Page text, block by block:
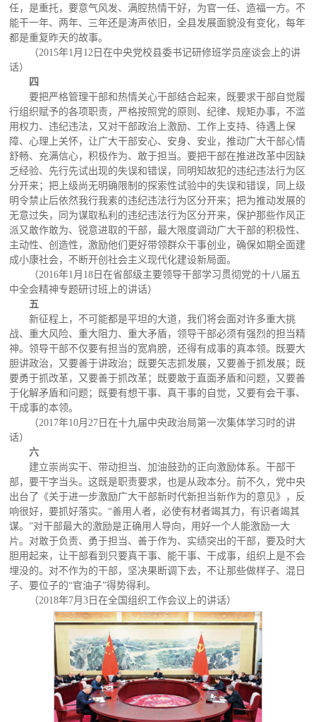
任，是重托，要意气风发、满腔热情干好，为官一任、造福一方。不
能干一年、两年、三年还是涛声依旧，全县发展面貌没有变化，每年
都是重复昨天的故事。
（2015年1月12日在中央党校县委书记研修班学员座谈会上的讲
话）
四
要把严格管理干部和热情关心干部结合起来，既要求干部自觉履
行组织赋予的各项职责，严格按照党的原则、纪律、规矩办事，不滥
用权力、违纪违法，又对干部政治上激励、工作上支持、待遇上保
障、心理上关怀，让广大干部安心、安身、安业，推动广大干部心情
舒畅、充满信心，积极作为、敢于担当。要把干部在推进改革中因缺
乏经验、先行先试出现的失误和错误，同明知故犯的违纪违法行为区
分开来；把上级尚无明确限制的探索性试验中的失误和错误，同上级
明令禁止后依然我行我素的违纪违法行为区分开来；把为推动发展的
无意过失，同为谋取私利的违纪违法行为区分开来，保护那些作风正
派又敢作敢为、锐意进取的干部，最大限度调动广大干部的积极性、
主动性、创造性，激励他们更好带领群众干事创业，确保如期全面建
成小康社会，不断开创社会主义现代化建设新局面。
（2016年1月18日在省部级主要领导干部学习贯彻党的十八届五
中全会精神专题研讨班上的讲话）
五
新征程上，不可能都是平坦的大道，我们将会面对许多重大挑
战、重大风险、重大阻力、重大矛盾，领导干部必须有强烈的担当精
神。领导干部不仅要有担当的宽肩膀，还得有成事的真本领。既要大
胆讲政治，又要善于讲政治；既要矢志抓发展，又要善于抓发展；既
要勇于抓改革，又要善于抓改革；既要敢于直面矛盾和问题，又要善
于化解矛盾和问题；既要有想干事、真干事的自觉，又要有会干事、
干成事的本领。
（2017年10月27日在十九届中央政治局第一次集体学习时的讲
话）
六
建立崇尚实干、带动担当、加油鼓劲的正向激励体系。干部干
部，要干字当头。这既是职责要求，也是从政本分。前不久，党中央
出台了《关于进一步激励广大干部新时代新担当新作为的意见》，反
响很好，要抓好落实。“善用人者，必使有材者竭其力，有识者竭其
谋。”对干部最大的激励是正确用人导向，用好一个人能激励一大
片。对敢于负责、勇于担当、善于作为、实绩突出的干部，要及时大
胆用起来，让干部看到只要真干事、能干事、干成事，组织上是不会
埋没的。对不作为的干部，坚决果断调下去，不让那些做样子、混日
子、要位子的“官油子”得势得利。
（2018年7月3日在全国组织工作会议上的讲话）